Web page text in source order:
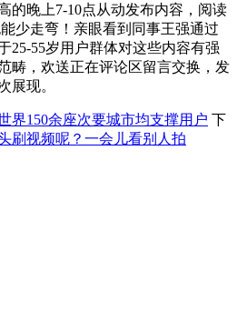
的晚上7-10点从动发布内容，阅读
少走弯！亲眼看到同事王强通过
25-55岁用户群体对这些内容有强
畴，欢送正在评论区留言交换，发
展现。
界150余座次要城市均支撑用户 下
刷视频呢？一会儿看别人拍